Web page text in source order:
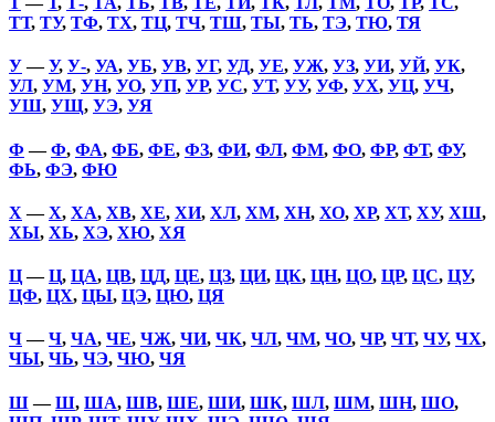
ТТ, ТУ, ТФ, ТХ, ТЦ, ТЧ, ТШ, ТЫ, ТЬ, ТЭ, ТЮ, ТЯ
У—У, У-, УА, УБ, УВ, УГ, УД, УЕ, УЖ, УЗ, УИ, УЙ, УК,
УЛ, УМ, УН, УО, УП, УР, УС, УТ, УУ, УФ, УХ, УЦ, УЧ,
УШ, УЩ, УЭ, УЯ
Ф —Ф, ФА, ФБ, ФЕ, ФЗ, ФИ, ФЛ, ФМ, ФО, ФР, ФТ, ФУ,
ФЬ, ФЭ, ФЮ
Х —Х, ХА, ХВ, ХЕ, ХИ, ХЛ, ХМ, ХН, ХО, ХР, ХТ, ХУ, ХШ,
ХЫ, ХЬ, ХЭ, ХЮ, ХЯ
Ц—Ц, ЦА, ЦВ, ЦД, ЦЕ, ЦЗ, ЦИ, ЦК, ЦН, ЦО, ЦР, ЦС, ЦУ,
ЦФ, ЦХ, ЦЫ, ЦЭ, ЦЮ, ЦЯ
Ч—Ч, ЧА, ЧЕ, ЧЖ, ЧИ, ЧК, ЧЛ, ЧМ, ЧО, ЧР, ЧТ, ЧУ, ЧХ,
ЧЫ, ЧЬ, ЧЭ, ЧЮ, ЧЯ
Ш—Ш, ША, ШВ, ШЕ, ШИ, ШК, ШЛ, ШМ, ШН, ШО,